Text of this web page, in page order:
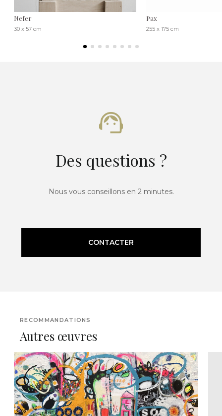
Nefer
30 x 57 cm
Pax
255 x 175 cm
Des questions ?
Nous vous conseillons en 2 minutes.
CONTACTER
RECOMMANDATIONS
Autres œuvres